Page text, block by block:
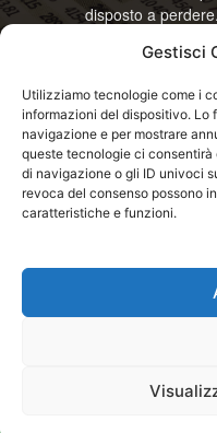
Gestisci
Utilizziamo tecnologie come i
informazioni del dispositivo. Lo
navigazione e per mostrare
queste tecnologie ci
di navigazione o gli ID univoci
revoca del consenso possono
caratteristiche e funzioni.
disposto a
RisparmiOggi non
informazioni
a usare questo
questo sito, dichiari
Contattaci:
Disclaimer / Avviso
questo sito si accettano le